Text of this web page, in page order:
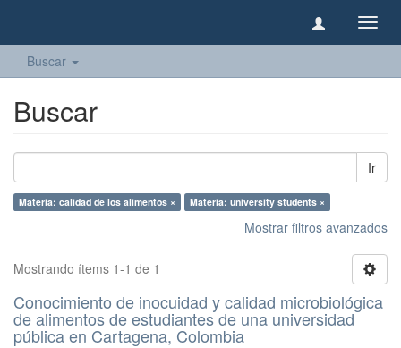
Buscar
Buscar
Ir
Materia: calidad de los alimentos × Materia: university students ×
Mostrar filtros avanzados
Mostrando ítems 1-1 de 1
Conocimiento de inocuidad y calidad microbiológica
de alimentos de estudiantes de una universidad
pública en Cartagena, Colombia